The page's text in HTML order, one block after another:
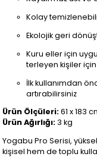
Kolay
Ekolojik geri
Kuru eller için
terleyen kişiler
İlk kullanımdan
artırabilirsiniz
Ürün Ölçüleri:61 x 183
Ürün Ağırlığı: 3 kg
Yogabu Pro Serisi,
kişisel hem de toplu